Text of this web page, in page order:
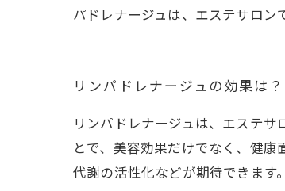
パドレナージュは、エステサロン
リンパドレナージュの効果は？
リンパドレナージュは、エステ
とで、美容効果だけでなく、健
代謝の活性化などが期待できます